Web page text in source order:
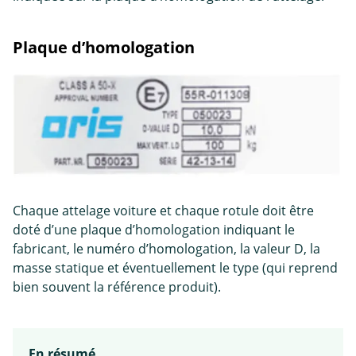
Plaque d’homologation
Chaque attelage voiture et chaque rotule doit être
doté d’une plaque d’homologation indiquant le
fabricant, le numéro d’homologation, la valeur D, la
masse statique et éventuellement le type (qui reprend
bien souvent la référence produit).